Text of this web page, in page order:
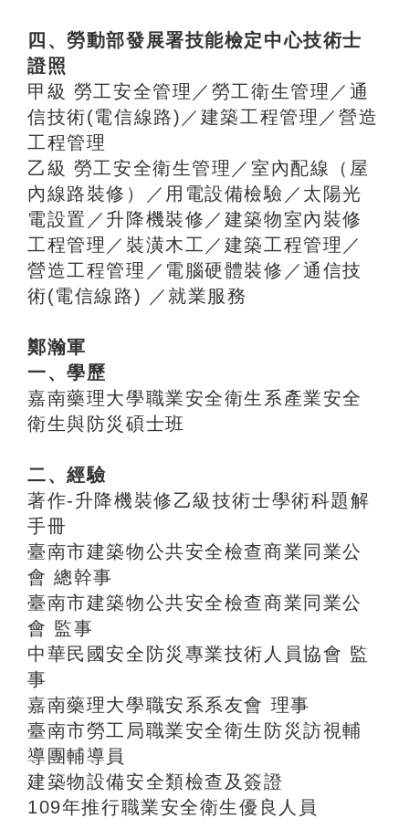
四、勞動部發展署技能檢定中心技術士
證照
甲級 勞工安全管理／勞工衛生管理／通
信技術(電信線路)／建築工程管理／營造
工程管理
乙級 勞工安全衛生管理／室內配線（屋
內線路裝修）／用電設備檢驗／太陽光
電設置／升降機裝修／建築物室內裝修
工程管理／裝潢木工／建築工程管理／
營造工程管理／電腦硬體裝修／通信技
術(電信線路) ／就業服務
鄭瀚軍
一、學歷
嘉南藥理大學職業安全衛生系產業安全
衛生與防災碩士班
二、經驗
著作-升降機裝修乙級技術士學術科題解
手冊
臺南市建築物公共安全檢查商業同業公
會 總幹事
臺南市建築物公共安全檢查商業同業公
會 監事
中華民國安全防災專業技術人員協會 監
事
嘉南藥理大學職安系系友會 理事
臺南市勞工局職業安全衛生防災訪視輔
導團輔導員
建築物設備安全類檢查及簽證
109年推行職業安全衛生優良人員